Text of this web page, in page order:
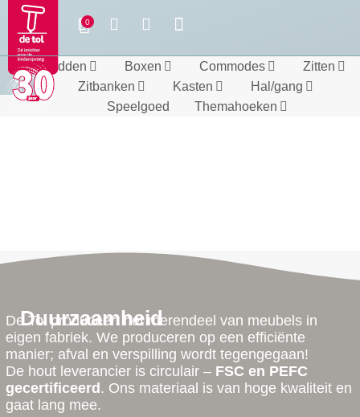
Bedden Boxen Commodes
Zitten
Zitbanken
Kasten
Hal/gang
Speelgoed
Themahoeken
Duurzaamheid
De Tol produceert het merendeel van meubels in
eigen fabriek. We produceren op een efficiënte
manier; afval en verspilling wordt tegengegaan!
De hout leverancier is circulair – FSC en PEFC
gecertificeerd . Ons materiaal is van hoge kwaliteit en
gaat lang mee.